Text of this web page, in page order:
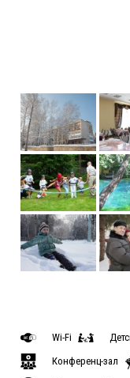
Wi-Fi
Конференц-зал